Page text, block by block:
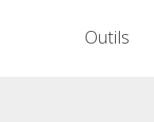
Outils